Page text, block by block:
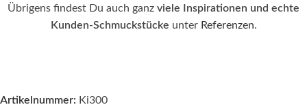
Übrigens findest Du auch ganz viele Inspirationen und echte
Kunden-Schmuckstücke unter Referenzen.
Artikelnummer: Ki300